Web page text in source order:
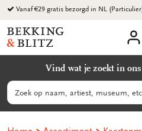
Ga
naar
content
Vanaf €29 gratis bezorgd in NL
Bekking
&
B.V.
Vind wat je zoekt in
Zoeken